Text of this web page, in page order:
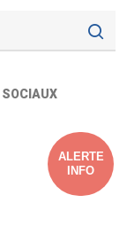
SOCIAUX
ALERTE
INFO